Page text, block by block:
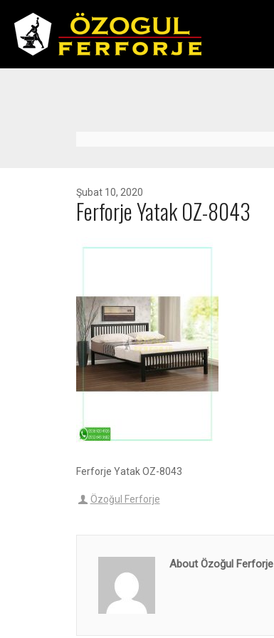
Şubat 10, 2020
Ferforje Yatak OZ-8043
Ferforje Yatak OZ-8043
Özoğul Ferforje
About Özoğul Ferforje